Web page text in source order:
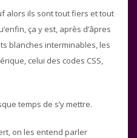
alors ils sont tout fiers et tout
ça y est, après d’âpres
blanches interminables, les
celui des codes CSS,
temps de s’y mettre.
on les entend parler